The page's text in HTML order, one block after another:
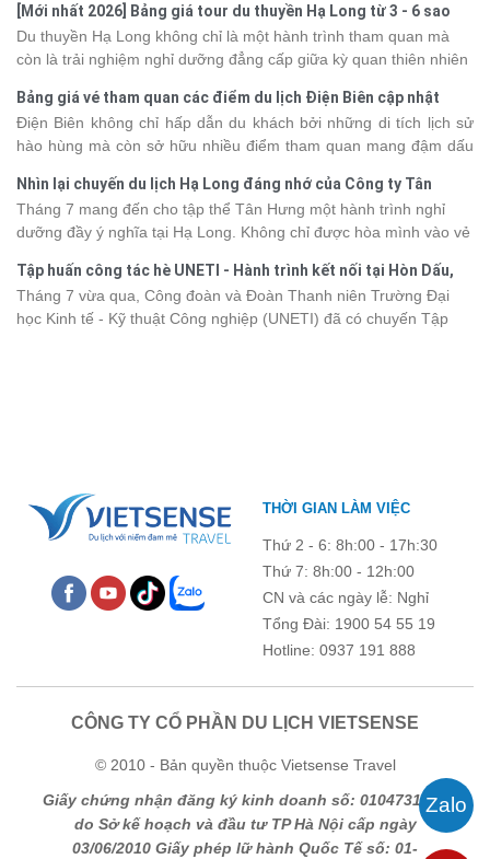
phút giây đồng hành bên nhau, tất cả đã tạo nên một chuyến đi
tràn đầy cảm xúc và dấu ấn khó quên.
[Mới nhất 2026] Bảng giá tour du thuyền Hạ Long từ 3 - 6 sao
Du thuyền Hạ Long không chỉ là một hành trình tham quan mà
còn là trải nghiệm nghỉ dưỡng đẳng cấp giữa kỳ quan thiên nhiên
khác nhau, khiến nhiều du khách băn khoăn khi lựa chọn. Bài viết
dưới đây sẽ cập nhật bảng giá tour du thuyền Hạ Long mới nhất
2026 từ 3 - 6 sao, giúp bạn dễ dàng so sánh và tìm được hành
trình phù hợp với nhu cầu cũng như ngân sách.
Bảng giá vé tham quan các điểm du lịch Điện Biên cập nhật
2026
Điện Biên không chỉ hấp dẫn du khách bởi những di tích lịch sử
hào hùng mà còn sở hữu nhiều điểm tham quan mang đậm dấu
phá vùng đất này, việc cập nhật trước giá vé sẽ giúp bạn chủ
động hơn trong lịch trình và chi phí. Cùng Vietsense Travel tham
khảo bảng giá vé tham quan các điểm du lịch Điện Biênmới nhất
năm 2026 ngay dưới đây.
Nhìn lại chuyến du lịch Hạ Long đáng nhớ của Công ty Tân
Hưng 2026
Tháng 7 mang đến cho tập thể Tân Hưng một hành trình nghỉ
dưỡng đầy ý nghĩa tại Hạ Long. Không chỉ được hòa mình vào vẻ
kết, sẻ chia và lưu giữ nhiều khoảnh khắc đáng nhớ. Hãy cùng
nhìn lại chuyến đi ngập tràn niềm vui và những trải nghiệm khó
quên.
Tập huấn công tác hè UNETI - Hành trình kết nối tại Hòn Dấu,
Đồ Sơn
Tháng 7 vừa qua, Công đoàn và Đoàn Thanh niên Trường Đại
học Kinh tế - Kỹ thuật Công nghiệp (UNETI) đã có chuyến Tập
THỜI GIAN LÀM VIỆC
Thứ 2 - 6: 8h:00 - 17h:30
Thứ 7: 8h:00 - 12h:00
CN và các ngày lễ: Nghỉ
Tổng Đài: 1900 54 55 19
Hotline: 0937 191 888
CÔNG TY CỔ PHẦN DU LỊCH VIETSENSE
© 2010 - Bản quyền thuộc Vietsense Travel
Giấy chứng nhận đăng ký kinh doanh số: 0104731205
do Sở kế hoạch và đầu tư TP Hà Nội cấp ngày
03/06/2010 Giấy phép lữ hành Quốc Tế số: 01-